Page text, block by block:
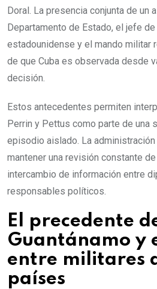
Doral. La presencia conjunta de un
Departamento de Estado, el jefe
estadounidense y el mando militar
de que Cuba es observada desde
decisión.
Estos antecedentes permiten
Perrin y Pettus como parte de una
episodio aislado. La
mantener una revisión constante
intercambio de información entre
responsables políticos.
El precedente
Guantánamo y
entre militares
países